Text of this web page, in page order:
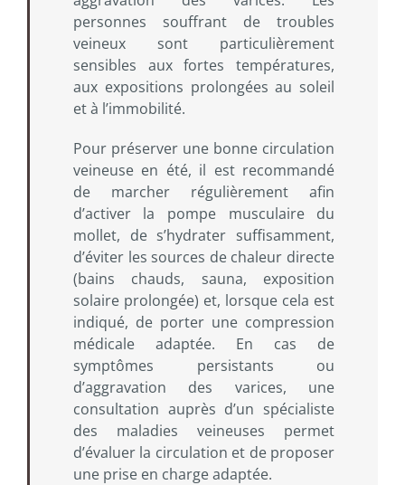
personnes souffrant de troubles
veineux sont particulièrement
sensibles aux fortes températures,
aux expositions prolongées au soleil
et à l’immobilité.
Pour préserver une bonne circulation
veineuse en été, il est recommandé
de marcher régulièrement afin
d’activer la pompe musculaire du
mollet, de s’hydrater suffisamment,
d’éviter les sources de chaleur directe
(bains chauds, sauna, exposition
solaire prolongée) et, lorsque cela est
indiqué, de porter une compression
médicale adaptée. En cas de
symptômes persistants ou
d’aggravation des varices, une
consultation auprès d’un spécialiste
des maladies veineuses permet
d’évaluer la circulation et de proposer
une prise en charge adaptée.